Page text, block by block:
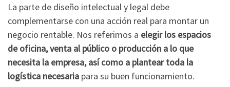
La parte de diseño intelectual y legal debe
complementarse con una acción real para montar un
negocio rentable. Nos referimos a elegir los espacios
de oficina, venta al público o producción a lo que
necesita la empresa, así como a plantear toda la
logística necesaria para su buen funcionamiento.